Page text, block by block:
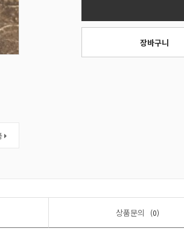
장바구니
상품문의 (0)